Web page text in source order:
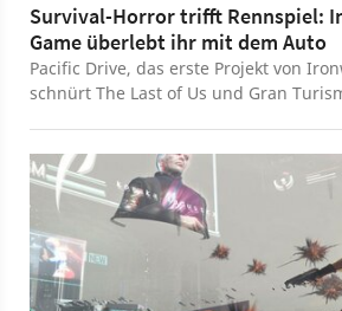
Survival-Horror trifft Rennspiel:
Game überlebt ihr mit dem Auto
Pacific Drive, das erste Projekt von
schnürt The Last of Us und Gran